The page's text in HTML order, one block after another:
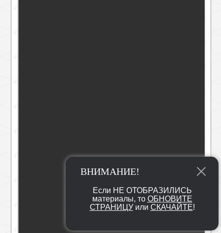
ВНИМАНИЕ!
Если НЕ ОТОБРАЗИЛИСЬ
материалы, то ОБНОВИТЕ
СТРАНИЦУ или СКАЧАЙТЕ!